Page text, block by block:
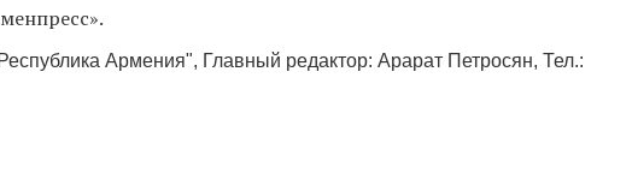
Армения", Главный редактор: Арарат Петросян, Тел.: